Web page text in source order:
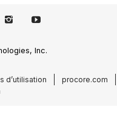
Inc.
d’utilisation
procore.com